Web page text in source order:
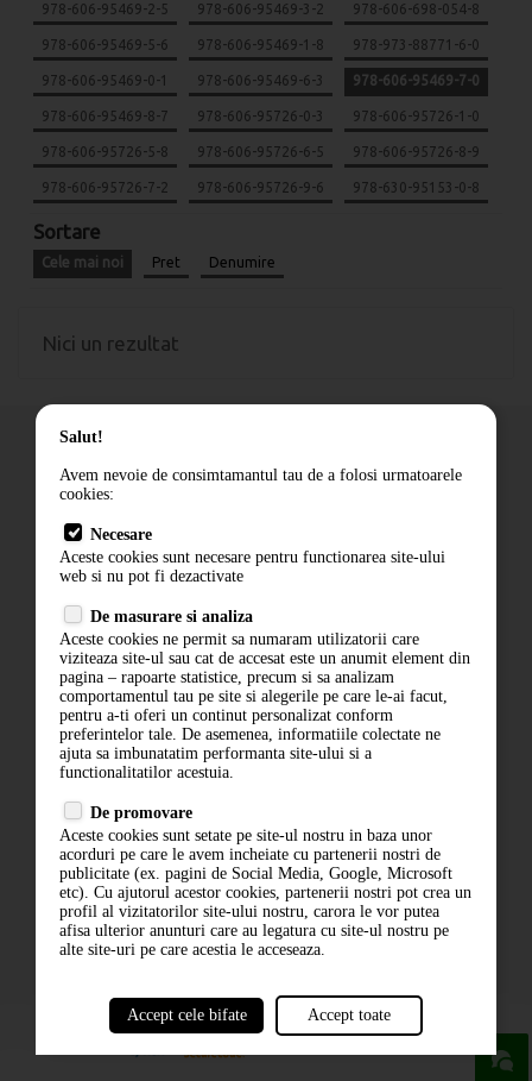
978-606-95469-2-5 978-606-95469-3-2 978-606-698-054-8
978-606-95469-5-6 978-606-95469-1-8 978-973-88771-6-0
978-606-95469-0-1 978-606-95469-6-3 978-606-95469-7-0
978-606-95469-8-7 978-606-95726-0-3 978-606-95726-1-0
978-606-95726-5-8 978-606-95726-6-5 978-606-95726-8-9
978-606-95726-7-2 978-606-95726-9-6 978-630-95153-0-8
Sortare
Cele mai noi Pret Denumire
Nici un rezultat
Cum comand
Livrare
Contact
Politica de confidentialitate
ANPC
ABONARE LA NEWSLETTER
ABONARE
Salut!
Avem nevoie de consimtamantul tau de a folosi urmatoarele
cookies:
Necesare
Aceste cookies sunt necesare pentru functionarea site-ului
web si nu pot fi dezactivate
De masurare si analiza
Aceste cookies ne permit sa numaram utilizatorii care
viziteaza site-ul sau cat de accesat este un anumit element din
pagina – rapoarte statistice, precum si sa analizam
comportamentul tau pe site si alegerile pe care le-ai facut,
pentru a-ti oferi un continut personalizat conform
preferintelor tale. De asemenea, informatiile colectate ne
ajuta sa imbunatatim performanta site-ului si a
functionalitatilor acestuia.
De promovare
Aceste cookies sunt setate pe site-ul nostru in baza unor
acorduri pe care le avem incheiate cu partenerii nostri de
publicitate (ex. pagini de Social Media, Google, Microsoft
etc). Cu ajutorul acestor cookies, partenerii nostri pot crea un
profil al vizitatorilor site-ului nostru, carora le vor putea
afisa ulterior anunturi care au legatura cu site-ul nostru pe
alte site-uri pe care acestia le acceseaza.
Accept cele bifate Accept toate